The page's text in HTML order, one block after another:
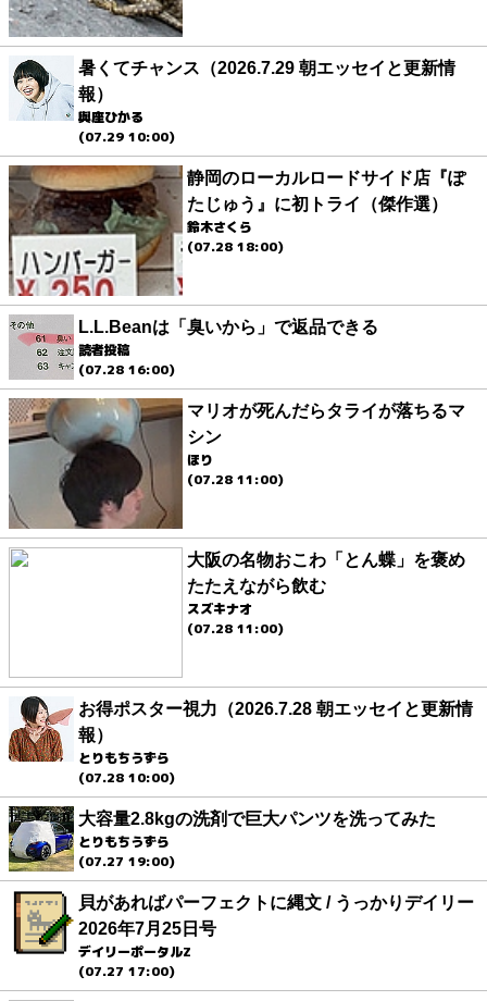
暑くてチャンス（2026.7.29 朝エッセイと更新情
報）
與座ひかる
(07.29 10:00)
静岡のローカルロードサイド店『ぽ
たじゅう』に初トライ（傑作選）
鈴木さくら
(07.28 18:00)
L.L.Beanは「臭いから」で返品できる
読者投稿
(07.28 16:00)
マリオが死んだらタライが落ちるマ
シン
ほり
(07.28 11:00)
大阪の名物おこわ「とん蝶」を褒め
たたえながら飲む
スズキナオ
(07.28 11:00)
お得ポスター視力（2026.7.28 朝エッセイと更新情
報）
とりもちうずら
(07.28 10:00)
大容量2.8kgの洗剤で巨大パンツを洗ってみた
とりもちうずら
(07.27 19:00)
貝があればパーフェクトに縄文 / うっかりデイリー
2026年7月25日号
デイリーポータルZ
(07.27 17:00)